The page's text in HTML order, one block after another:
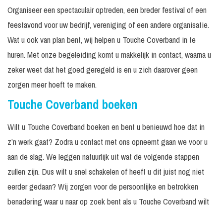
Organiseer een spectaculair optreden, een breder festival of een
feestavond voor uw bedrijf, vereniging of een andere organisatie.
Wat u ook van plan bent, wij helpen u Touche Coverband in te
huren. Met onze begeleiding komt u makkelijk in contact, waarna u
zeker weet dat het goed geregeld is en u zich daarover geen
zorgen meer hoeft te maken.
Touche Coverband boeken
Wilt u Touche Coverband boeken en bent u benieuwd hoe dat in
z’n werk gaat? Zodra u contact met ons opneemt gaan we voor u
aan de slag. We leggen natuurlijk uit wat de volgende stappen
zullen zijn. Dus wilt u snel schakelen of heeft u dit juist nog niet
eerder gedaan? Wij zorgen voor de persoonlijke en betrokken
benadering waar u naar op zoek bent als u Touche Coverband wilt